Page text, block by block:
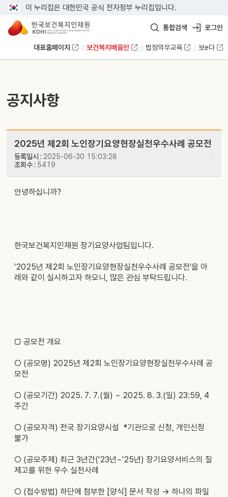
이 누리집은 대한민국 공식 전자정부 누리집입니다.
대표홈페이지 보건복지배움인 법정의무교육 보e다
통합검색 로그인
공지사항
2025년 제2회 노인장기요양현장실천우수사례 공모전
등록일시 : 2025-06-30 15:03:28
조회수 : 5419
안녕하십니까?
한국보건복지인재원 장기요양사업팀입니다.
'2025년 제2회 노인장기요양현장실천우수사례 공모전'을 아
래와 같이 실시하고자 하오니, 많은 관심 부탁드립니다.
□ 공모전 개요
○ (공모명) 2025년 제2회 노인장기요양현장실천우수사례 공
모전
○ (공모기간) 2025. 7. 7.(월) ~ 2025. 8. 3.(일) 23:59, 4
주간
○ (공모자격) 전국 장기요양시설 *기관으로 신청, 개인신청
불가
○ (공모주제)최근 3년간('23년~'25년) 장기요양서비스의 질
제고를 위한 우수 실천사례
○ (접수방법)하단에 첨부한 [양식] 문서 작성 → 하나의 파일